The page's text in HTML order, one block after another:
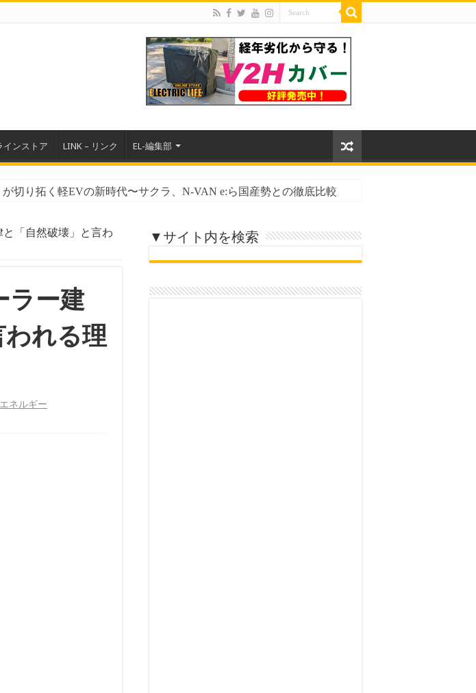
インストア LINK – リンク EL-編集部
切り拓く軽EVの新時代〜サクラ、N-VAN e:ら国産勢との徹底比較
ポートが証明した圧倒的な環境性能とバッテリー寿命
「自然破壊」と言わ
ラー建
れる理
エネルギー
▼サイト内を検索